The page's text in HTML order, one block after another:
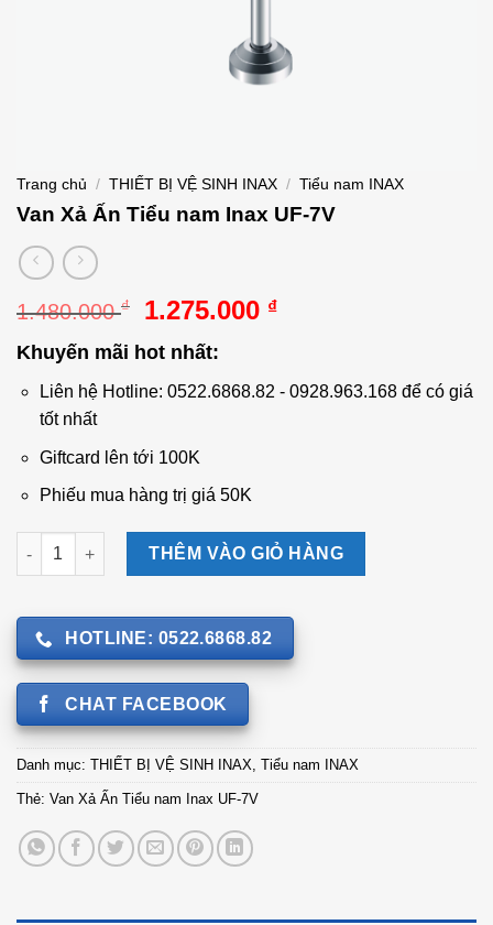
Trang chủ / THIẾT BỊ VỆ SINH INAX / Tiểu nam INAX
Van Xả Ấn Tiểu nam Inax UF-7V
1.480.000₫
Giá
là:
1.480.000 ₫.
1.275.000 ₫Giá
là:
Khuyến mãi hot nhất:
Liên hệ Hotline: 0522.6868.82 - 0928.963.168 để có giá
tốt nhất
Giftcard lên tới 100K
Phiếu mua hàng trị giá 50K
Van Xả Ấn Tiểu nam Inax UF-7V số lượng
THÊM VÀO GIỎ HÀNG
HOTLINE: 0522.6868.82
CHAT FACEBOOK
Danh mục: THIẾT BỊ VỆ SINH INAX, Tiểu nam INAX
Thẻ: Van Xả Ấn Tiểu nam Inax UF-7V